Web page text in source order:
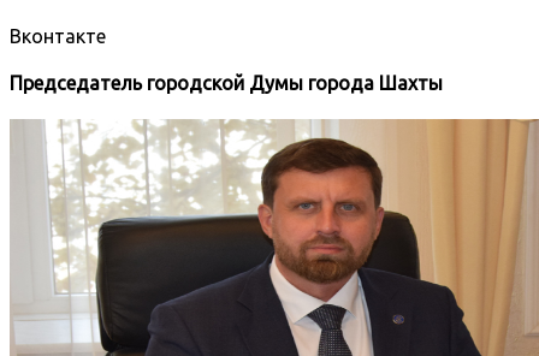
Вконтакте
Председатель городской Думы города Шахты